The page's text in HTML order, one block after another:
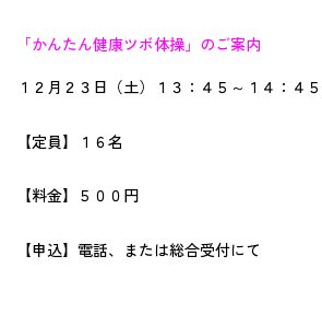
「かんたん健康ツボ体操」のご案内
１２月２３日（土）１３：４５～１４：４５
【定員】１６名
【料金】５００円
【申込】電話、または総合受付にて